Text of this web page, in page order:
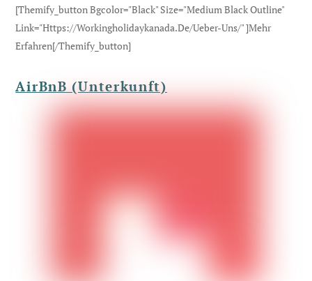
[themify_button Bgcolor="black" Size="medium Black Outline"
Link="https://workingholidaykanada.de/ueber-Uns/" ]Mehr
Erfahren[/themify_button]
AirBnB (Unterkunft)